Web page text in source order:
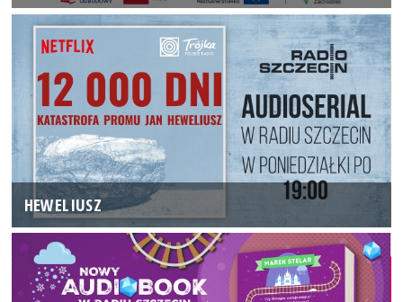
HEWELIUSZ